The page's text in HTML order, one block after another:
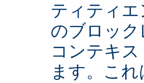
ティティ
のブロッ
コンテキ
ます。これ